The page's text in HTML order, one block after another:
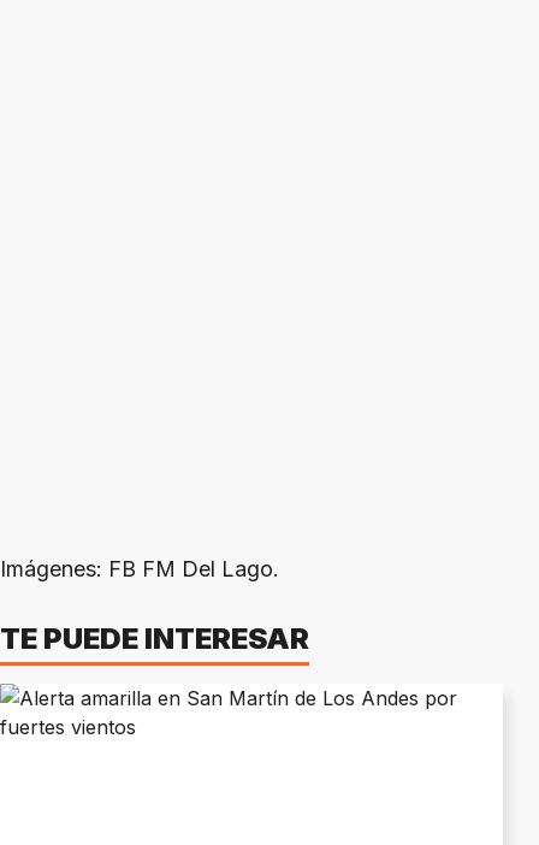
Imágenes: FB FM Del Lago.
TE PUEDE INTERESAR